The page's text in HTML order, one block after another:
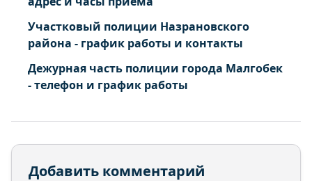
Участковый полиции Назрановского
района - график работы и контакты
Дежурная часть полиции города Малгобек
- телефон и график работы
Добавить комментарий